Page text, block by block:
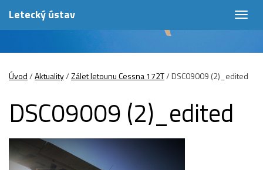
Letecký ústav
Úvod/Aktuality/Zálet letounu Cessna 172T/DSC09009 (2)_edited
DSC09009 (2)_edited